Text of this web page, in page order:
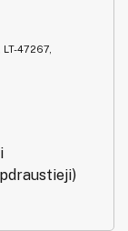
47267,